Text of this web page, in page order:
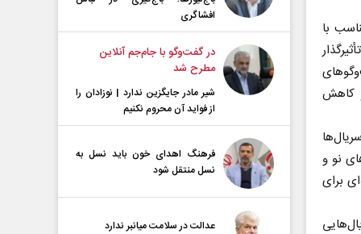
با
و کاهش
نو و
برای
افشاگری
در گفت‌و‌گو با جام‌جم آنلاین
مطرح شد
شیر مادر جایگزین ندارد | نوزادان را
از فواید آن محروم نکنیم
فرهنگ اهدای خون باید نسل به
نسل منتقل شود
عدالت در سلامت میانبر ندارد